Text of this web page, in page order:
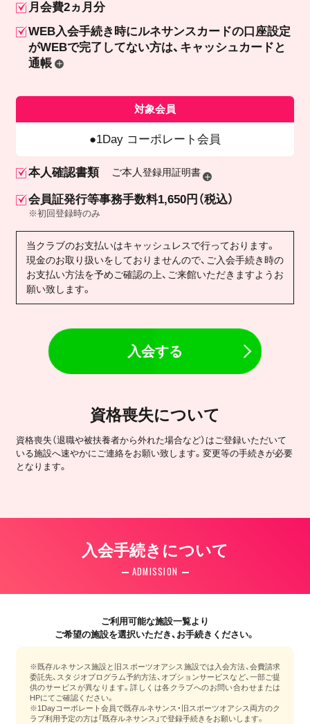
月会費2ヵ月分
WEB入会手続き時にルネサンスカードの口座設定
がWEBで完了してない方は、キャッシュカードと
通帳
対象会員
1Day コーポレート会員
本人確認書類 ご本人登録用証明書
会員証発行等事務手数料1,650円（税込）
※初回登録時のみ
当クラブのお支払いはキャッシュレスで行っております。
現金のお取り扱いをしておりませんので、ご入会手続き時の
お支払い方法を予めご確認の上、ご来館いただきますようお
願い致します。
入会する
資格喪失について
資格喪失（退職や被扶養者から外れた場合など）はご登録いただいて
いる施設へ速やかにご連絡をお願い致します。変更等の手続きが必要
となります。
入会手続きについて
ADMISSION
ご利用可能な施設一覧より
ご希望の施設を選択いただき、お手続きください。
※既存ルネサンス施設と旧スポーツオアシス施設では入会方法、会費請求
委託先、スタジオプログラム予約方法、オプションサービスなど、一部ご提
供のサービスが異なります。詳しくは各クラブへのお問い合わせまたは
HPにてご確認ください。
※1Dayコーポレート会員で既存ルネサンス・旧スポーツオアシス両方のク
ラブ利用予定の方は「既存ルネサンス」で登録手続きをお願いします。